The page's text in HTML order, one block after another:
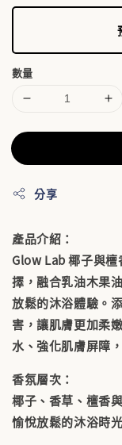
數量
分享
產品介紹：
Glow Lab 椰子與
擇，融合乳油木果
放鬆的沐浴體驗。
害，讓肌膚更加柔
水、強化肌膚屏障
香氛層次：
椰子、香草、檀香
愉悅放鬆的沐浴時